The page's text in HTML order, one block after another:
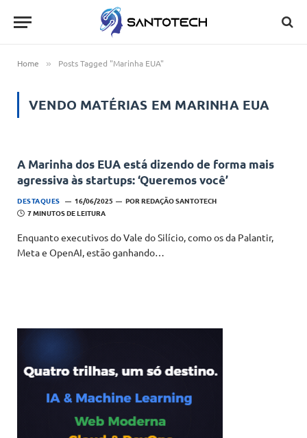
Home » Posts Tagged "Marinha EUA"
VENDO MATÉRIAS EM MARINHA EUA
A Marinha dos EUA está dizendo de forma mais
agressiva às startups: ‘Queremos você’
DESTAQUES 16/06/2025 PORREDAÇÃO SANTOTECH
7 MINUTOS DE LEITURA
Enquanto executivos do Vale do Silício, como os da Palantir,
Meta e OpenAI, estão ganhando…